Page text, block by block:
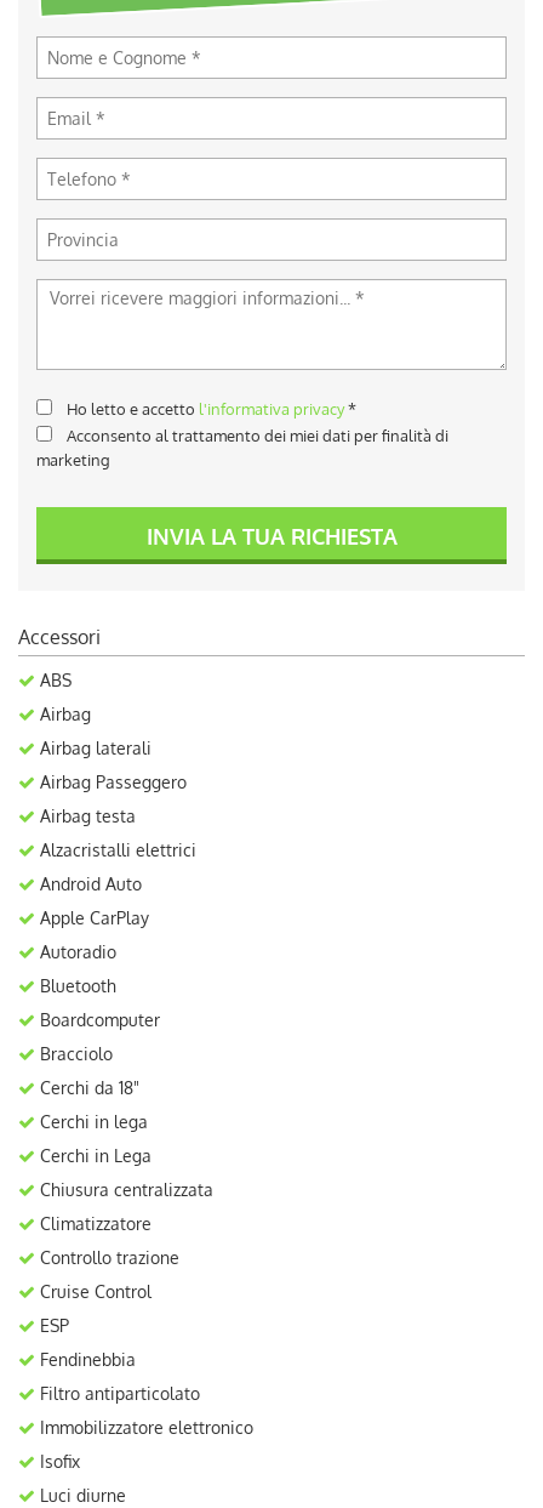
Ho letto e accetto l'informativa privacy*
Acconsento al trattamento dei miei dati per finalità di
marketing
INVIA LA TUA RICHIESTA
Accessori
ABS
Airbag
Airbag laterali
Airbag Passeggero
Airbag testa
Alzacristalli elettrici
Android Auto
Apple CarPlay
Autoradio
Bluetooth
Boardcomputer
Bracciolo
Cerchi da 18"
Cerchi in lega
Cerchi in Lega
Chiusura centralizzata
Climatizzatore
Controllo trazione
Cruise Control
ESP
Fendinebbia
Filtro antiparticolato
Immobilizzatore elettronico
Isofix
Luci diurne